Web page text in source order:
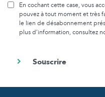
En cochant cette case, vous
pouvez à tout moment et très
le lien de désabonnement
plus d’information, consultez